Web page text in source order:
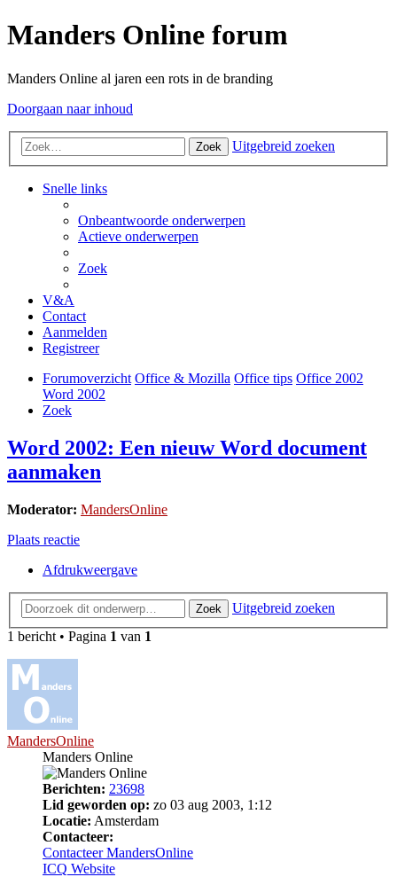
Manders Online forum
Manders Online al jaren een rots in de branding
Doorgaan naar inhoud
Zoek Uitgebreid zoeken
Snelle links
Onbeantwoorde onderwerpen
Actieve onderwerpen
Zoek
V&A
Contact
Aanmelden
Registreer
Forumoverzicht Office & Mozilla Office tips Office 2002
Word 2002
Zoek
Word 2002: Een nieuw Word document
aanmaken
Moderator: MandersOnline
Plaats reactie
Afdrukweergave
Zoek
Uitgebreid zoeken
1 bericht • Pagina 1 van 1
MandersOnline
Manders Online
Berichten: 23698
Lid geworden op: zo 03 aug 2003, 1:12
Locatie: Amsterdam
Contacteer:
Contacteer MandersOnline
ICQ Website